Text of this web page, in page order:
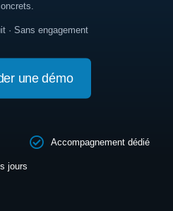
· Sans engagement
une démo
Accompagnement dédié
jours